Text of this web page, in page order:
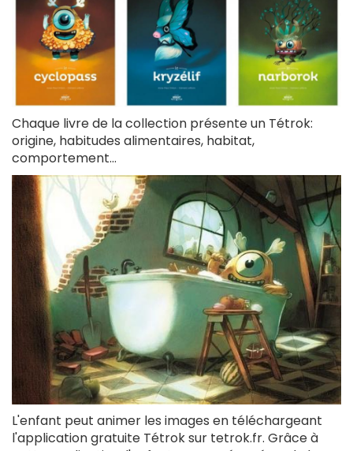
Chaque livre de la collection présente un Tétrok:
origine, habitudes alimentaires, habitat,
comportement...
L'enfant peut animer les images en téléchargeant
l'application gratuite Tétrok sur tetrok.fr. Grâce à